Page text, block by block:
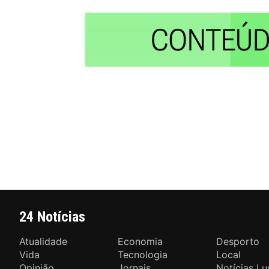
24 Notícias
Atualidade Economia
Desporto
Vida
Tecnologia
Local